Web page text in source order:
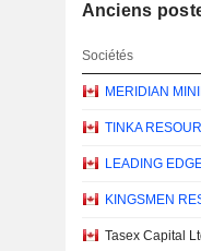
Anciens
Sociétés
MERIDIAN
TINKA
LEADING
KINGSMEN
Tasex Capital